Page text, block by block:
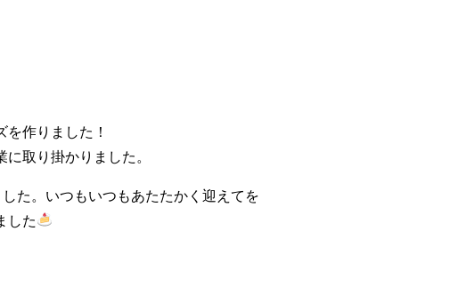
作りました！
取り掛かりました。
た。いつもいつもあたたかく迎えてを
した